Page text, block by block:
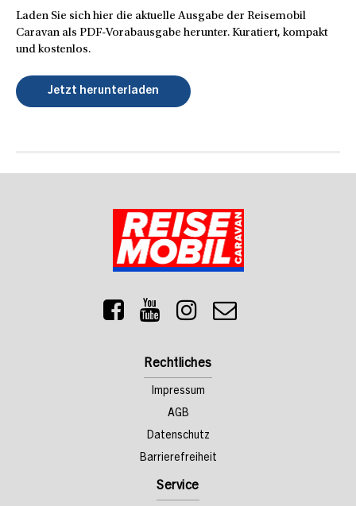
Laden Sie sich hier die aktuelle Ausgabe der Reisemobil
Caravan als PDF-Vorabausgabe herunter. Kuratiert, kompakt
und kostenlos.
Jetzt herunterladen
Rechtliches
Impressum
AGB
Datenschutz
Barrierefreiheit
Service